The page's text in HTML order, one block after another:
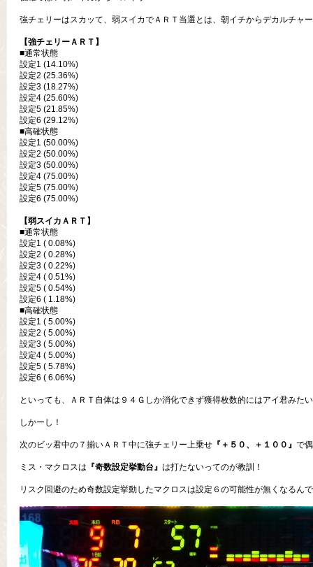
強チェリーはスカッて、弱スイカでＡＲＴ当選とは、朝イチからデカルチャ
【強チェリーＡＲＴ】
■通常状態
設定1 (14.10%)
設定2 (25.36%)
設定3 (18.27%)
設定4 (25.60%)
設定5 (21.85%)
設定6 (29.12%)
■高確状態
設定1 (50.00%)
設定2 (50.00%)
設定3 (50.00%)
設定4 (75.00%)
設定5 (75.00%)
設定6 (75.00%)
【弱スイカＡＲＴ】
■通常状態
設定1 ( 0.08%)
設定2 ( 0.28%)
設定3 ( 0.22%)
設定4 ( 0.51%)
設定5 ( 0.54%)
設定6 ( 1.18%)
■高確状態
設定1 ( 5.00%)
設定2 ( 5.00%)
設定3 ( 5.00%)
設定4 ( 5.00%)
設定5 ( 5.78%)
設定6 ( 6.06%)
といっても、ＡＲＴ自体は９４Ｇしか消化できず獲得枚数的にはアイ君みた
しかーし！
次のビッ君中の７揃いＡＲＴ中に強チェリー上乗せ 『＋５０、＋１００』 で
ミス・マクロスは 『奇数設定挙動台』 は打たないってのが教訓！
リスク回避のため奇数設定挙動したマクロスは設定６の可能性が無くなるん